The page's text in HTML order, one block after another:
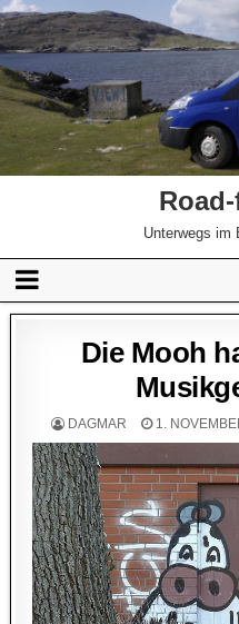
Unterwegs im
Die Mooh
DAGMAR 1.